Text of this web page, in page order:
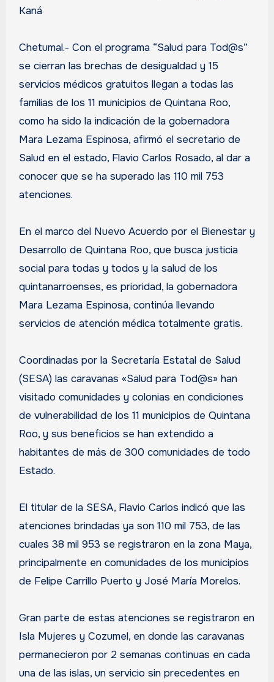
Kaná
Chetumal.- Con el programa “Salud para Tod@s”
se cierran las brechas de desigualdad y 15
servicios médicos gratuitos llegan a todas las
familias de los 11 municipios de Quintana Roo,
como ha sido la indicación de la gobernadora
Mara Lezama Espinosa, afirmó el secretario de
Salud en el estado, Flavio Carlos Rosado, al dar a
conocer que se ha superado las 110 mil 753
atenciones.
En el marco del Nuevo Acuerdo por el Bienestar y
Desarrollo de Quintana Roo, que busca justicia
social para todas y todos y la salud de los
quintanarroenses, es prioridad, la gobernadora
Mara Lezama Espinosa, continúa llevando
servicios de atención médica totalmente gratis.
Coordinadas por la Secretaría Estatal de Salud
(SESA) las caravanas «Salud para Tod@s» han
visitado comunidades y colonias en condiciones
de vulnerabilidad de los 11 municipios de Quintana
Roo, y sus beneficios se han extendido a
habitantes de más de 300 comunidades de todo
Estado.
El titular de la SESA, Flavio Carlos indicó que las
atenciones brindadas ya son 110 mil 753, de las
cuales 38 mil 953 se registraron en la zona Maya,
principalmente en comunidades de los municipios
de Felipe Carrillo Puerto y José María Morelos.
Gran parte de estas atenciones se registraron en
Isla Mujeres y Cozumel, en donde las caravanas
permanecieron por 2 semanas continuas en cada
una de las islas, un servicio sin precedentes en